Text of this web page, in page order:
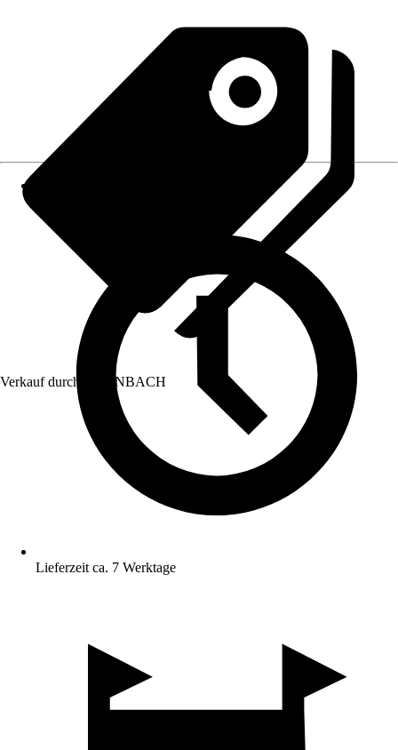
Verkauf durch: HORNBACH
Lieferzeit ca. 7 Werktage